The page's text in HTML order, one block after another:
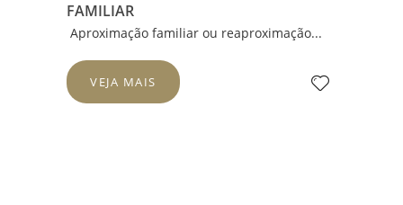
FAMILIAR
Aproximação familiar ou reaproximação...
VEJA MAIS